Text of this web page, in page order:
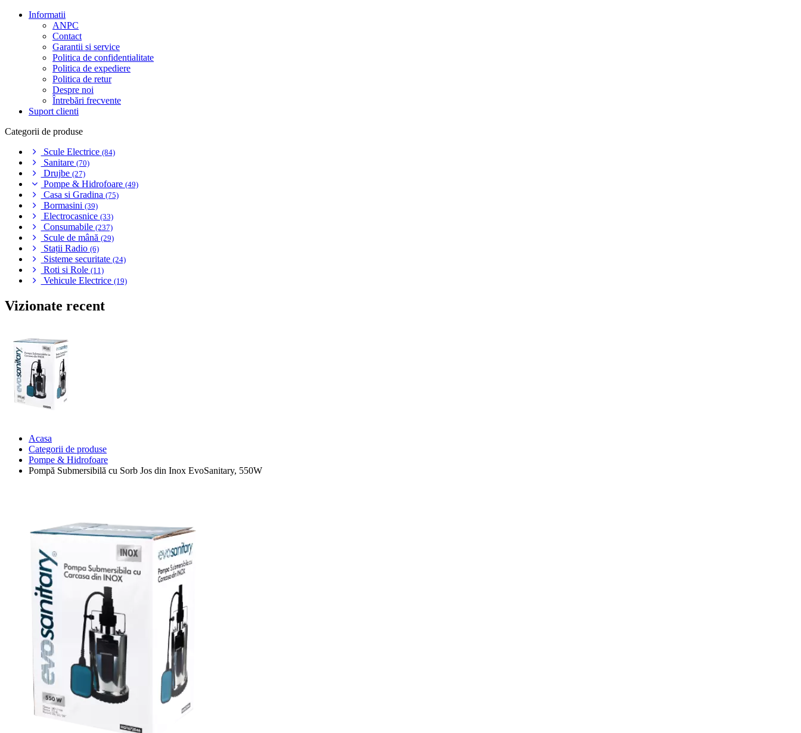
Informatii
ANPC
Contact
Garantii si service
Politica de confidentialitate
Politica de expediere
Politica de retur
Despre noi
Întrebări frecvente
Suport clienti
Categorii de produse
Scule Electrice (84)
Sanitare (70)
Drujbe (27)
Pompe & Hidrofoare (49)
Casa si Gradina (75)
Bormasini (39)
Electrocasnice (33)
Consumabile (237)
Scule de mână (29)
Stații Radio (6)
Sisteme securitate (24)
Roti si Role (11)
Vehicule Electrice (19)
Vizionate recent
Acasa
Categorii de produse
Pompe & Hidrofoare
Pompă Submersibilă cu Sorb Jos din Inox EvoSanitary, 550W